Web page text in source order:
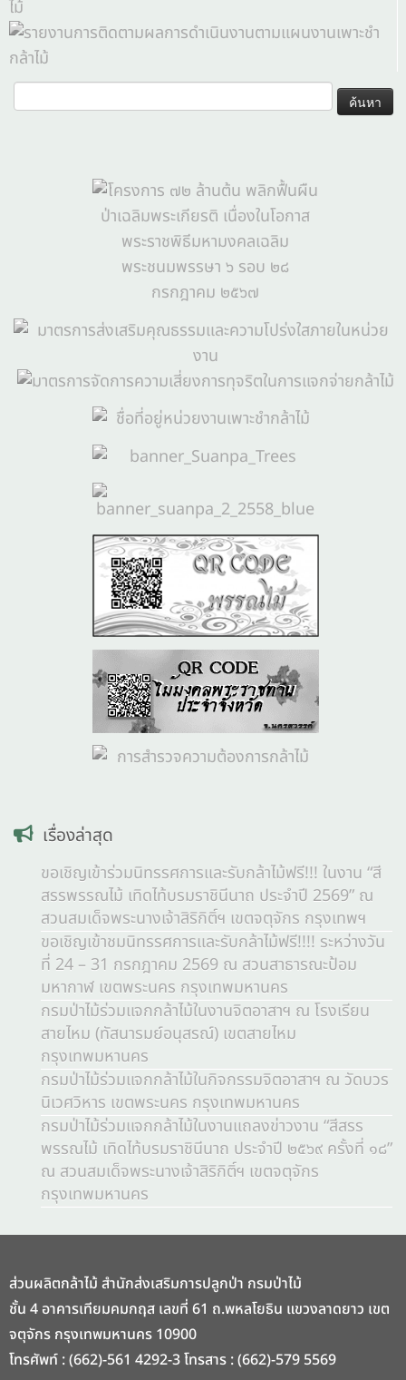
เรื่องล่าสุด
ขอเชิญเข้าร่วมนิทรรศการและรับกล้าไม้ฟรี!!! ในงาน “สี
สรรพรรณไม้ เทิดไท้บรมราชินีนาถ ประจำปี 2569” ณ
สวนสมเด็จพระนางเจ้าสิริกิติ์ฯ เขตจตุจักร กรุงเทพฯ
ขอเชิญเข้าชมนิทรรศการและรับกล้าไม้ฟรี!!!! ระหว่างวัน
ที่ 24 – 31 กรกฎาคม 2569 ณ สวนสาธารณะป้อม
มหากาฬ เขตพระนคร กรุงเทพมหานคร
กรมป่าไม้ร่วมแจกกล้าไม้ในงานจิตอาสาฯ ณ โรงเรียน
สายไหม (ทัสนารมย์อนุสรณ์) เขตสายไหม
กรุงเทพมหานคร
กรมป่าไม้ร่วมแจกกล้าไม้ในกิจกรรมจิตอาสาฯ ณ วัดบวร
นิเวศวิหาร เขตพระนคร กรุงเทพมหานคร
กรมป่าไม้ร่วมแจกกล้าไม้ในงานแถลงข่าวงาน “สีสรร
พรรณไม้ เทิดไท้บรมราชินีนาถ ประจำปี ๒๕๖๙ ครั้งที่ ๑๘”
ณ สวนสมเด็จพระนางเจ้าสิริกิติ์ฯ เขตจตุจักร
กรุงเทพมหานคร
ส่วนผลิตกล้าไม้ สำนักส่งเสริมการปลูกป่า กรมป่าไม้
ชั้น 4 อาคารเทียมคมกฤส เลขที่ 61 ถ.พหลโยธิน แขวงลาดยาว เขต
จตุจักร กรุงเทพมหานคร 10900
โทรศัพท์ : (662)-561 4292-3 โทรสาร : (662)-579 5569